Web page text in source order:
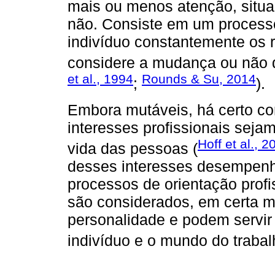
mais ou menos atenção,
não. Consiste em um
indivíduo constantemente os
considere a mudança ou
et al., 1994; Rounds & Su, 2014).
Embora mutáveis, há certo
interesses profissionais
vida das pessoas (Hoff et al.,
desses interesses
processos de orientação
são considerados, em certa
personalidade e podem
indivíduo e o mundo do